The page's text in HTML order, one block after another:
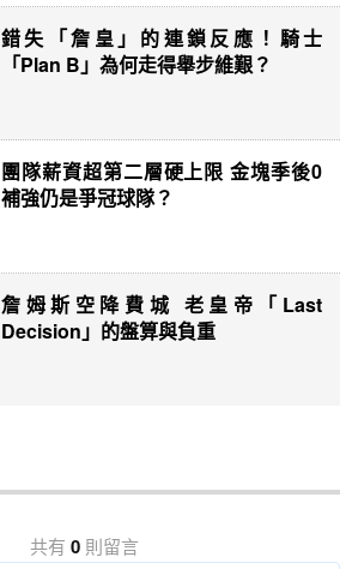
錯失「詹皇」的連鎖反應！騎士
「Plan B」為何走得舉步維艱？
團隊薪資超第二層硬上限 金塊季後0
補強仍是爭冠球隊？
詹姆斯空降費城 老皇帝「Last
Decision」的盤算與負重
共有 0則留言